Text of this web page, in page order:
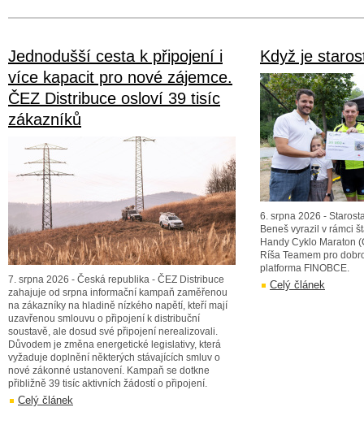
Jednodušší cesta k připojení i
více kapacit pro nové zájemce.
ČEZ Distribuce osloví 39 tisíc
zákazníků
7. srpna 2026 - Česká republika - ČEZ Distribuce
zahajuje od srpna informační kampaň zaměřenou
na zákazníky na hladině nízkého napětí, kteří mají
uzavřenou smlouvu o připojení k distribuční
soustavě, ale dosud své připojení nerealizovali.
Důvodem je změna energetické legislativy, která
vyžaduje doplnění některých stávajících smluv o
nové zákonné ustanovení. Kampaň se dotkne
přibližně 39 tisíc aktivních žádostí o připojení.
Celý článek
Když je
6. srpna 2026 -
Beneš vyrazil v rámci
Handy Cyklo Maraton
Ríša Teamem pro
platforma FINOBCE.
Celý článek